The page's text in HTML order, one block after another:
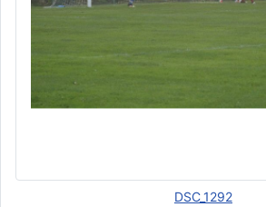
DSC_1292